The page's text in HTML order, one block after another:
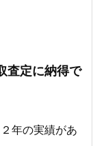
査定に納得で
年の実績があ